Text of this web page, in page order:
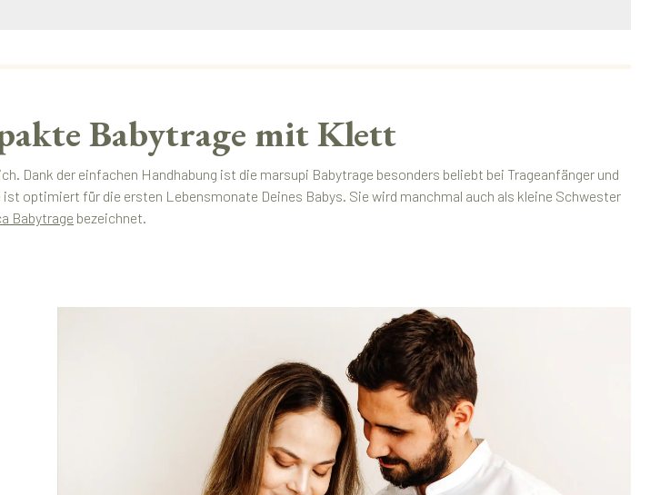
Babytrage mit Klett
Dank der einfachen Handhabung ist die marsupi Babytrage besonders beliebt bei Trageanfänger und
optimiert für die ersten Lebensmonate Deines Babys. Sie wird manchmal auch als kleine Schwester
Babytrage bezeichnet.